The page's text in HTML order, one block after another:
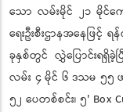
သော လမ်းမိုင် ၂၁ မိုင်ကျ
ရေးဦးစီးဌာနအနေဖြ
ခုနှစ်တွင် လွှဲပြောင်းရရှိ
လမ်း ၄ မိုင် ၆ ဒသမ ၅၅
၅၂ ပေတစ်စင်း၊ ၅' Box